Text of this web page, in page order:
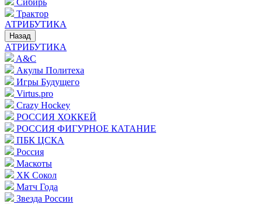
Сибирь
Трактор
АТРИБУТИКА
Назад
АТРИБУТИКА
A&C
Акулы Политеха
Игры Будущего
Virtus.pro
Crazy Hockey
РОССИЯ ХОККЕЙ
РОССИЯ ФИГУРНОЕ КАТАНИЕ
ПБК ЦСКА
Россия
Маскоты
ХК Сокол
Матч Года
Звезда России